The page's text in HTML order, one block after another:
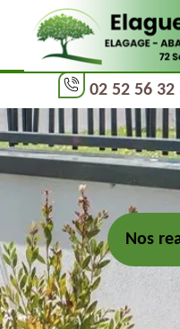
02 52 56 32
Nos